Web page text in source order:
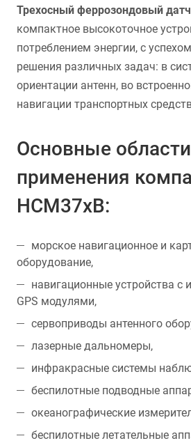
Трехосный феррозондовый
компактное высокоточное
потреблением энергии, с
решения различных задач: в
ориентации антенн, во
навигации транспортных
Основные области
применения
HCM37xB:
морское навигационное и
оборудование,
навигационные устройства с
GPS модулями,
сервоприводы антенного
лазерные дальномеры,
инфракрасные системы
беспилотные подводные
океанографические
беспилотные летательные